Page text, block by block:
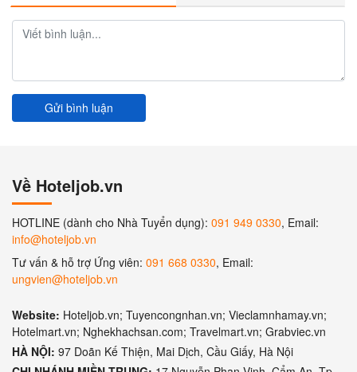
Gửi bình luận
Về Hoteljob.vn
HOTLINE (dành cho Nhà Tuyển dụng): 091 949 0330, Email:
info@hoteljob.vn
Tư vấn & hỗ trợ Ứng viên: 091 668 0330, Email:
ungvien@hoteljob.vn
Website: Hoteljob.vn; Tuyencongnhan.vn; Vieclamnhamay.vn;
Hotelmart.vn; Nghekhachsan.com; Travelmart.vn; Grabviec.vn
HÀ NỘI: 97 Doãn Kế Thiện, Mai Dịch, Cầu Giấy, Hà Nội